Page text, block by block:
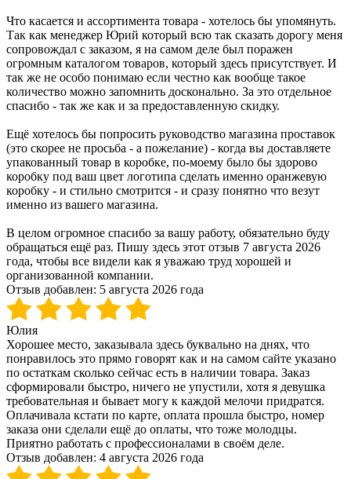
Что касается и ассортимента товара - хотелось бы упомянуть.
Так как менеджер Юрий который всю так сказать дорогу меня
сопровождал с заказом, я на самом деле был поражен
огромным каталогом товаров, который здесь присутствует. И
так же не особо понимаю если честно как вообще такое
количество можно запомнить досконально. За это отдельное
спасибо - так же как и за предоставленную скидку.
Ещё хотелось бы попросить руководство магазина проставок
(это скорее не просьба - а пожелание) - когда вы доставляете
упакованный товар в коробке, по-моему было бы здорово
коробку под ваш цвет логотипа сделать именно оранжевую
коробку - и стильно смотрится - и сразу понятно что везут
именно из вашего магазина.
В целом огромное спасибо за вашу работу, обязательно буду
обращаться ещё раз. Пишу здесь этот отзыв 7 августа 2026
года, чтобы все видели как я уважаю труд хорошей и
организованной компании.
Отзыв добавлен: 5 августа 2026 года
Юлия
Хорошее место, заказывала здесь буквально на днях, что
понравилось это прямо говорят как и на самом сайте указано
по остаткам сколько сейчас есть в наличии товара. Заказ
сформировали быстро, ничего не упустили, хотя я девушка
требовательная и бывает могу к каждой мелочи придратся.
Оплачивала кстати по карте, оплата прошла быстро, номер
заказа они сделали ещё до оплаты, что тоже молодцы.
Приятно работать с профессионалами в своём деле.
Отзыв добавлен: 4 августа 2026 года